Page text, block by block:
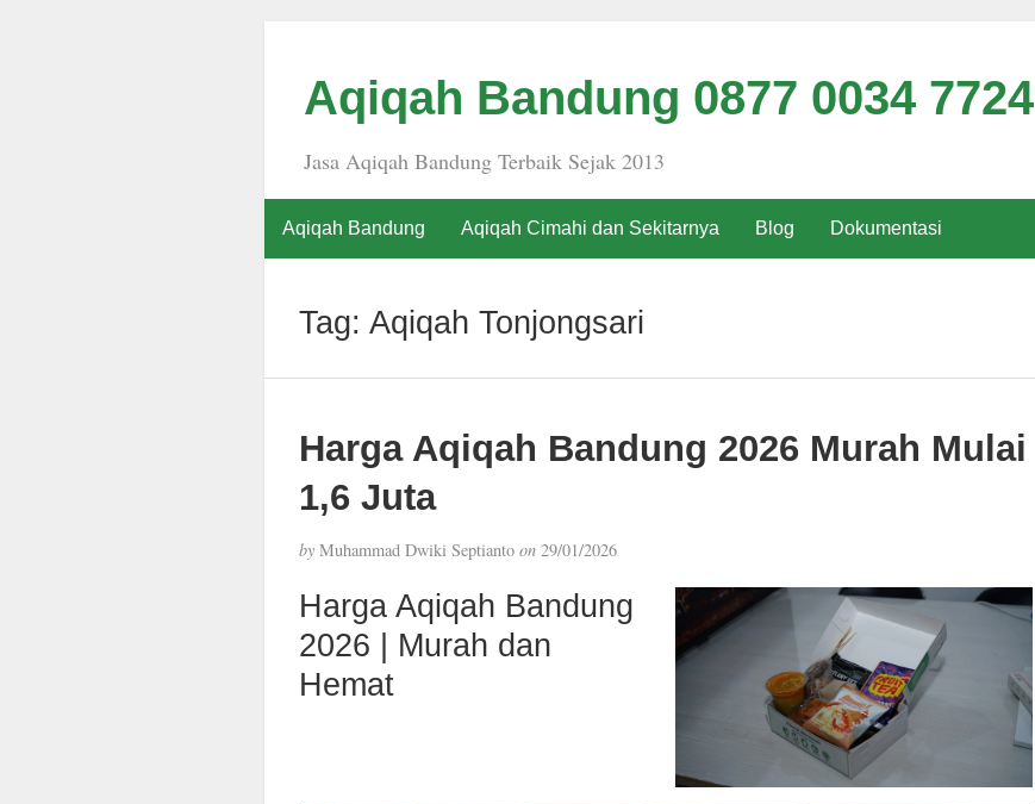
Aqiqah Bandung 0877 0034 7724
Jasa Aqiqah Bandung Terbaik Sejak 2013
Aqiqah Bandung Aqiqah Cimahi dan Sekitarnya Blog Dokumentasi
Tag: Aqiqah Tonjongsari
Harga Aqiqah Bandung 2026 Murah Mulai
1,6 Juta
byMuhammad Dwiki Septianto on29/01/2026
Harga Aqiqah Bandung
2026 | Murah dan
Hemat